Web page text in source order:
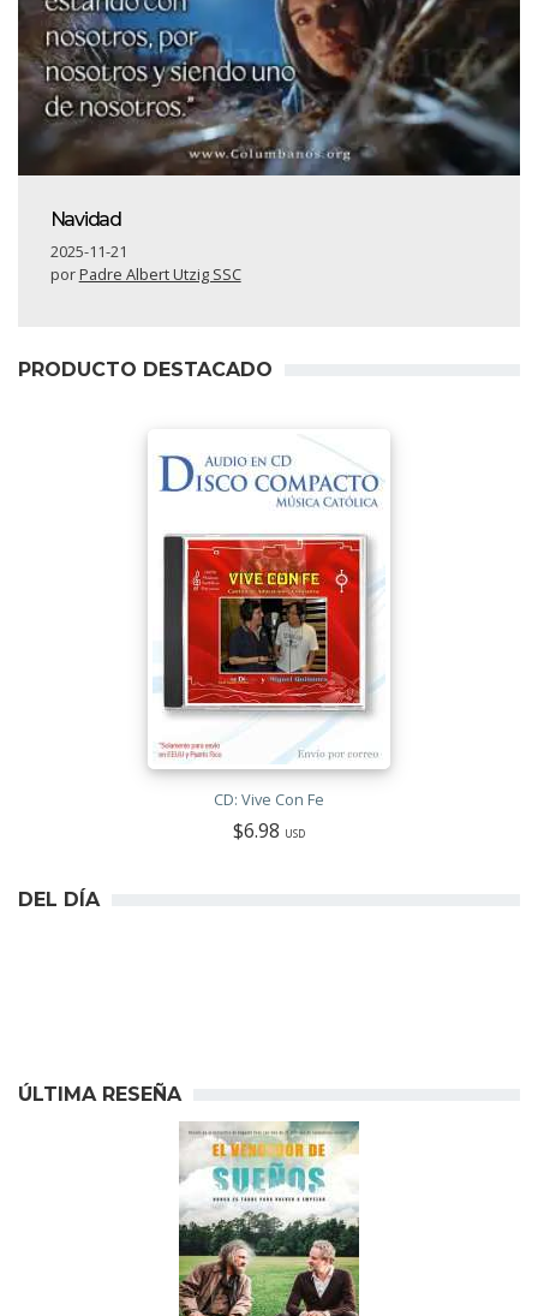
Navidad
2025-11-21
porPadre Albert Utzig SSC
PRODUCTO DESTACADO
CD: Vive Con Fe
$6.98 USD
DEL DÍA
ÚLTIMA RESEÑA